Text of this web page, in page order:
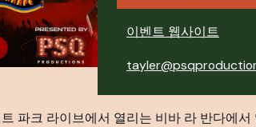
이벤트 웹사이트
파크 라이브에서 열리는 비바 라 반다에